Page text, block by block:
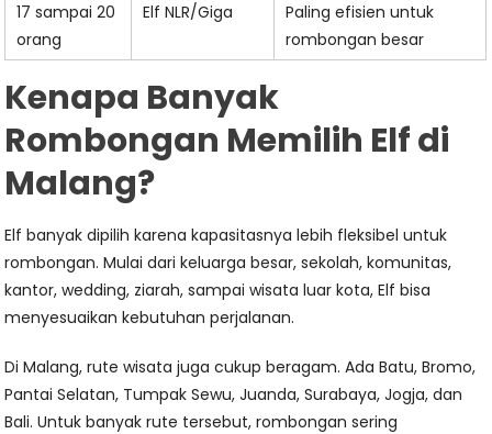
17 sampai 20
orang
Elf NLR/Giga
Paling efisien untuk
rombongan besar
Kenapa Banyak
Rombongan Memilih Elf di
Malang?
Elf banyak dipilih karena kapasitasnya lebih fleksibel untuk
rombongan. Mulai dari keluarga besar, sekolah, komunitas,
kantor, wedding, ziarah, sampai wisata luar kota, Elf bisa
menyesuaikan kebutuhan perjalanan.
Di Malang, rute wisata juga cukup beragam. Ada Batu, Bromo,
Pantai Selatan, Tumpak Sewu, Juanda, Surabaya, Jogja, dan
Bali. Untuk banyak rute tersebut, rombongan sering